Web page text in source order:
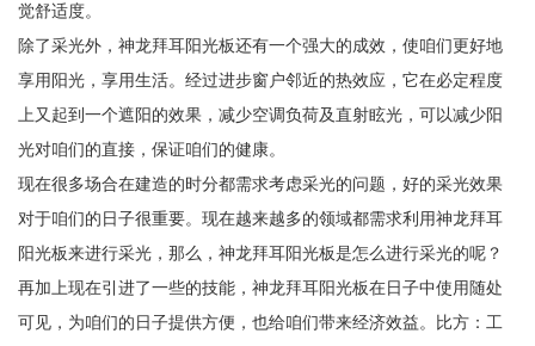
觉舒适度。
除了采光外，神龙拜耳阳光板还有一个强大的成效，使咱们更好地
享用阳光，享用生活。经过进步窗户邻近的热效应，它在必定程度
上又起到一个遮阳的效果，减少空调负荷及直射眩光，可以减少阳
光对咱们的直接，保证咱们的健康。
现在很多场合在建造的时分都需求考虑采光的问题，好的采光效果
对于咱们的日子很重要。现在越来越多的领域都需求利用神龙拜耳
阳光板来进行采光，那么，神龙拜耳阳光板是怎么进行采光的呢？
再加上现在引进了一些的技能，神龙拜耳阳光板在日子中使用随处
可见，为咱们的日子提供方便，也给咱们带来经济效益。比方：工